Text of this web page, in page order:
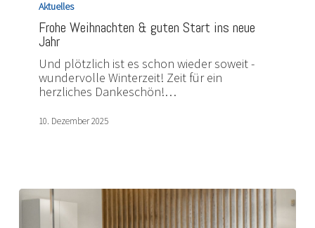
guten
Start
neue
Jahr
Aktuelles
Frohe Weihnachten & guten Start ins neue
Jahr
Und plötzlich ist es schon wieder soweit -
wundervolle Winterzeit! Zeit für ein
herzliches Dankeschön!…
10. Dezember 2025